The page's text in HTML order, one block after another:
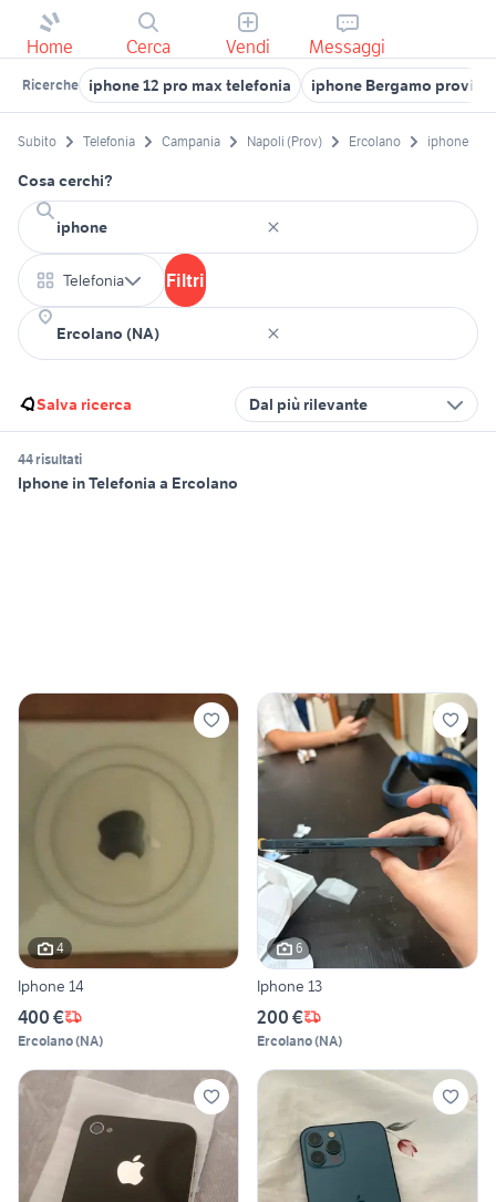
Home Cerca Vendi Messaggi
Ricerche iphone 12 pro max telefonia iphone Bergamo
Subito Telefonia Campania Napoli (Prov) Ercolano iphone
Cosa cerchi?
Telefonia Filtri
Salva ricerca Dal più rilevante
44 risultati
Iphone in Telefonia a Ercolano
4
Iphone 14
400 €
Ercolano(NA)
6
Iphone 13
200 €
Ercolano(NA)